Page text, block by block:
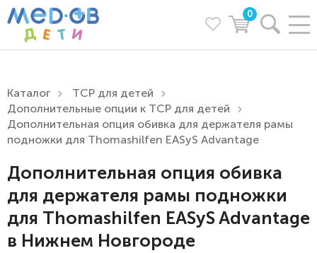
0
Каталог
ТСР для детей
Дополнительные опции к ТСР для детей
Дополнительная опция обивка для держателя рамы
подножки для Thomashilfen EASyS Advantage
Дополнительная опция обивка
для держателя рамы подножки
для Thomashilfen EASyS Advantage
в Нижнем Новгороде